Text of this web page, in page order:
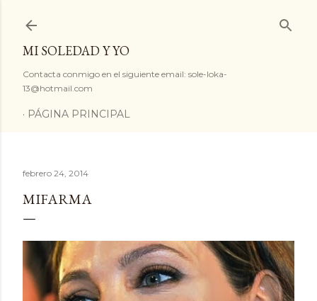
MI SOLEDAD Y YO
Contacta conmigo en el siguiente email: sole-loka-
13@hotmail.com
PÁGINA PRINCIPAL
febrero 24, 2014
MIFARMA